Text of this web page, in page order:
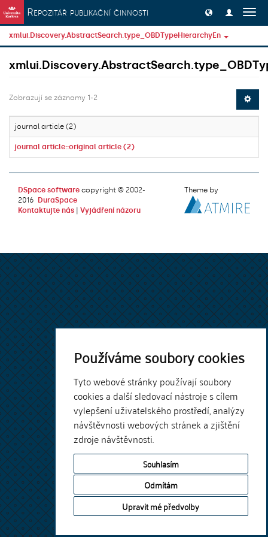
Používáme soubory cookies
Tyto webové stránky používají soubory
cookies a další sledovací nástroje s cílem
vylepšení uživatelského prostředí, analýzy
návštěvnosti webových stránek a zjištění
zdroje návštěvnosti.
Souhlasím
Odmítám
Upravit mé předvolby
Přeskočit na obsah
Repozitář publikační činnosti
xmlui.Discovery.AbstractSearch.type_OBDTypeHierarchyEn
Zobrazují se záznamy 1-2
journal article (2)
journal article::original article (2)
DSpace software copyright © 2002-
2016
DuraSpace
Kontaktujte nás
Vyjádření názoru
Theme by